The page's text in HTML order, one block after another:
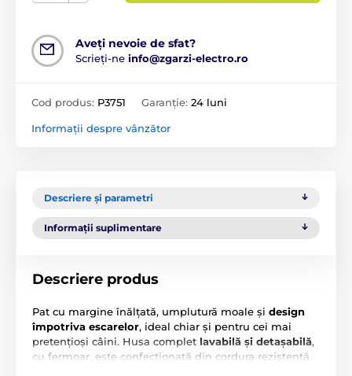
Aveți nevoie de sfat?
Scrieți-ne info@zgarzi-electro.ro
Cod produs: P3751 Garanție: 24 luni
Informații despre vânzător
Descriere și parametri
Informații suplimentare
Descriere produs
Pat cu margine înălțată, umplutură moale și design
împotriva escarelor, ideal chiar și pentru cei mai
pretențioși câini. Husa complet lavabilă și detașabilă,
cu fermoar, este confecționată din cordura rezistentă.